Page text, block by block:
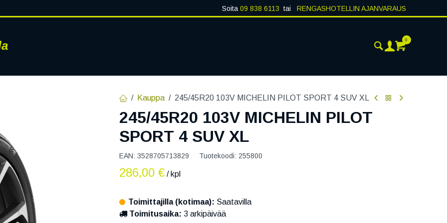
Soita 09 838 6113 tai RENGASHOTELLIN AJANVARAUS
RENKAAT
0
Kauppa 245/45R20 103V MICHELIN PILOT SPORT 4 SUV XL
245/45R20 103V MICHELIN PILOT
SPORT 4 SUV XL
EAN: 3528705713829 Tuotekoodi: 255800
286,00 € / kpl
Toimittajilla (kotimaa): Saatavilla
Toimitusaika: 3 arkipäivää